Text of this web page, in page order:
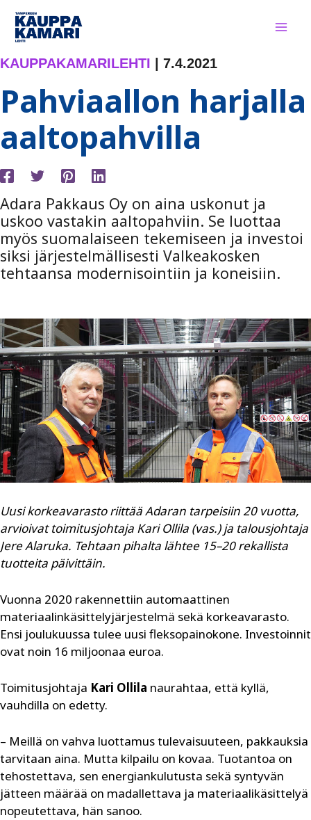
Siirry
sisältöön
KAUPPAKAMARILEHTI 7.4.2021
Pahviaallon harjalla
aaltopahvilla
Adara Pakkaus Oy on aina uskonut ja
uskoo vastakin aaltopahviin. Se luottaa
myös suomalaiseen tekemiseen ja investoi
siksi järjestelmällisesti Valkeakosken
tehtaansa modernisointiin ja koneisiin.
Uusi korkeavarasto riittää Adaran tarpeisiin 20 vuotta,
arvioivat toimitusjohtaja Kari Ollila (vas.) ja talousjohtaja
Jere Alaruka. Tehtaan pihalta lähtee 15–20 rekallista
tuotteita päivittäin.
Vuonna 2020 rakennettiin automaattinen
materiaalinkäsittelyjärjestelmä sekä korkeavarasto.
Ensi joulukuussa tulee uusi fleksopainokone. Investoinnit
ovat noin 16 miljoonaa euroa.
Toimitusjohtaja Kari Ollila naurahtaa, että kyllä,
vauhdilla on edetty.
– Meillä on vahva luottamus tulevaisuuteen, pakkauksia
tarvitaan aina. Mutta kilpailu on kovaa. Tuotantoa on
tehostettava, sen energiankulutusta sekä syntyvän
jätteen määrää on madallettava ja materiaalikäsittelyä
nopeutettava, hän sanoo.